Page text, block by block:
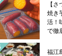
【
焼き
活！
で徹
福江